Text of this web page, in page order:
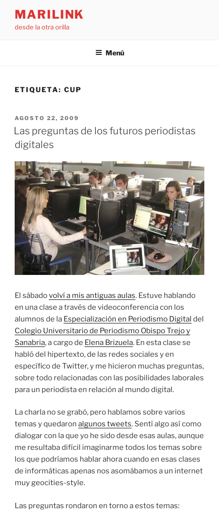
contenido
MARILINK
desde la otra orilla
Menú
ETIQUETA: CUP
PUBLICADO
EL
AGOSTO 22, 2009
Las preguntas de los futuros periodistas
digitales
El sábadovolví a mis antiguas aulas. Estuve hablando
en una clase a través de videoconferencia con los
alumnos de la Especialización en Periodismo Digital del
Colegio Universitario de Periodismo Obispo Trejo y
Sanabria, a cargo de Elena Brizuela. En esta clase se
habló del hipertexto, de las redes sociales y en
específico de Twitter, y me hicieron muchas preguntas,
sobre todo relacionadas con las posibilidades laborales
para un periodista en relación al mundo digital.
La charla no se grabó, pero hablamos sobre varios
temas y quedaron algunos tweets. Sentí algo así como
dialogar con la que yo he sido desde esas aulas, aunque
me resultaba difícil imaginarme todos los temas sobre
los que podríamos hablar ahora cuando en esas clases
de informáticas apenas nos asomábamos a un internet
muy geocities-style.
Las preguntas rondaron en torno a estos temas: